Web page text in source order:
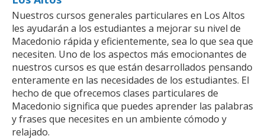
Nuestros cursos generales particulares en Los Altos
les ayudarán a los estudiantes a mejorar su nivel de
Macedonio rápida y eficientemente, sea lo que sea que
necesiten. Uno de los aspectos más emocionantes de
nuestros cursos es que están desarrollados pensando
enteramente en las necesidades de los estudiantes. El
hecho de que ofrecemos clases particulares de
Macedonio significa que puedes aprender las palabras
y frases que necesites en un ambiente cómodo y
relajado.